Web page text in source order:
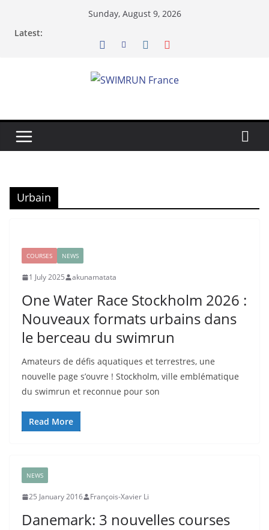
Sunday, August 9, 2026
Latest:
Urbain
COURSES NEWS
1 July 2025 akunamatata
One Water Race Stockholm 2026 :
Nouveaux formats urbains dans
le berceau du swimrun
Amateurs de défis aquatiques et terrestres, une
nouvelle page s’ouvre ! Stockholm, ville emblématique
du swimrun et reconnue pour son
Read More
NEWS
25 January 2016 François-Xavier Li
Danemark: 3 nouvelles courses